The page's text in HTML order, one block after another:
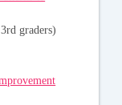
graders)